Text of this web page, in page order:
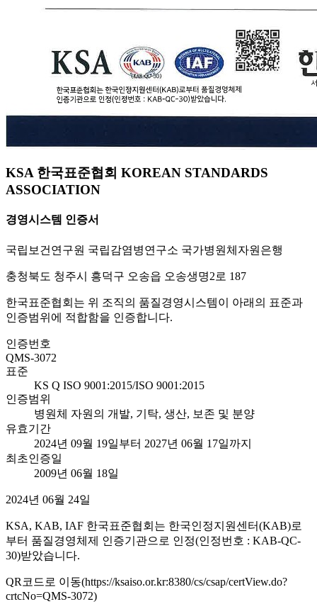
KSA 한국표준협회 KOREAN STANDARDS
ASSOCIATION
경영시스템 인증서
국립보건연구원 국립감염병연구소 국가병원체자원은행
충청북도 청주시 흥덕구 오송읍 오송생명2로 187
한국표준협회는 위 조직의 품질경영시스템이 아래의 표준과
인증범위에 적합함을 인증합니다.
인증번호
QMS-3072
표준
KS Q ISO 9001:2015/ISO 9001:2015
인증범위
병원체 자원의 개발, 기탁, 생산, 보존 및 분양
유효기간
2024년 09월 19일부터 2027년 06월 17일까지
최초인증일
2009년 06월 18일
2024년 06월 24일
KSA, KAB, IAF 한국표준협회는 한국인정지원센터(KAB)로
부터 품질경영체제 인증기관으로 인정(인정번호 : KAB-QC-
30)받았습니다.
QR코드로 이동(https://ksaiso.or.kr:8380/cs/csap/certView.do?
crtcNo=QMS-3072)